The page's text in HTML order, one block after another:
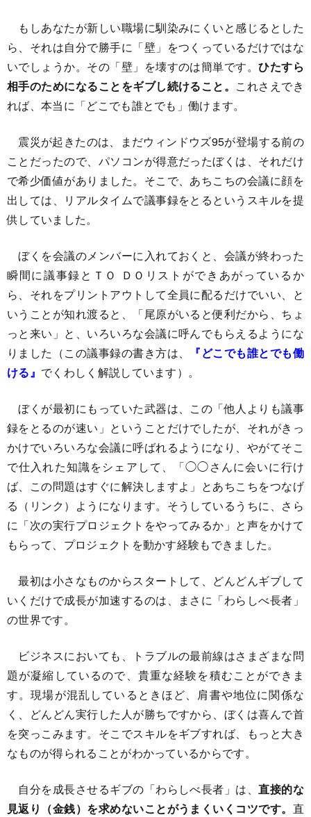
もしあなたが新しい職場に馴染みにくいと感じるとした
ら、それは自分で勝手に「壁」をつくっているだけではな
いでしょうか。その「壁」を壊すのは簡単です。ひたすら
相手のためになることをギブし続けること。 これさえでき
れば、本当に「どこでも誰とでも」働けます。
震災が起きたのは、まだウィンドウズ95が登場する前の
ことだったので、パソコンが得意だったぼくは、それだけ
で希少価値がありました。そこで、あちこちの会議に顔を
出しては、リアルタイムで議事録をとるというスキルを提
供していました。
ぼくを会議のメンバーに入れておくと、会議が終わった
瞬間に議事録とＴＯ ＤＯリストができあがっているか
ら、それをプリントアウトして全員に配るだけでいい、と
いうことが知れ渡ると、「尾原がいると便利だから、ちょ
っと来い」と、いろいろな会議に呼んでもらえるようにな
りました（この議事録の書き方は、
『どこでも誰とでも働
ける』 でくわしく解説しています）。
ぼくが最初にもっていた武器は、この「他人よりも議事
録をとるのが速い」ということだけでしたが、それがきっ
かけでいろいろな会議に呼ばれるようになり、やがてそこ
で仕入れた知識をシェアして、「◯◯さんに会いに行け
ば、この問題はすぐに解決しますよ」とあちこちをつなげ
る（リンク）ようになります。そうしているうちに、さら
に「次の実行プロジェクトをやってみるか」と声をかけて
もらって、プロジェクトを動かす経験もできました。
最初は小さなものからスタートして、どんどんギブして
いくだけで成長が加速するのは、まさに「わらしべ長者」
の世界です。
ビジネスにおいても、トラブルの最前線はさまざまな問
題が凝縮しているので、貴重な経験を積むことができま
す。現場が混乱しているときほど、肩書や地位に関係な
く、どんどん実行した人が勝ちですから、ぼくは喜んで首
を突っこみます。そこでスキルをギブすれば、もっと大き
なものが得られることがわかっているからです。
自分を成長させるギブの「わらしべ長者」は、直接的な
見返り（金銭）を求めないことがうまくいくコツです。 直